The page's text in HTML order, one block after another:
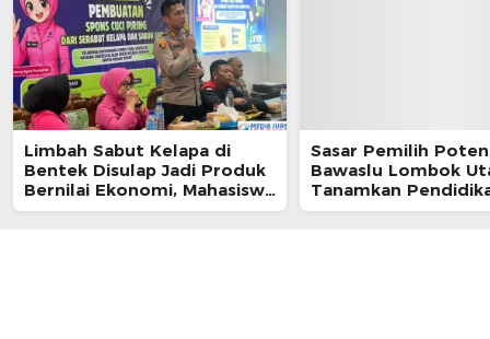
Limbah Sabut Kelapa di
Bentek Disulap Jadi Produk
Bernilai Ekonomi, Mahasiswa
KKN Gandeng Warga
Sasar Pemilih
Bawaslu Lombok
Tanamkan
Demokrasi di